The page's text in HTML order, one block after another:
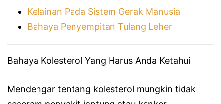
Kelainan Pada Sistem Gerak Manusia
Bahaya Penyempitan Tulang Leher
Bahaya Kolesterol Yang Harus Anda Ketahui
Mendengar tentang kolesterol mungkin tidak